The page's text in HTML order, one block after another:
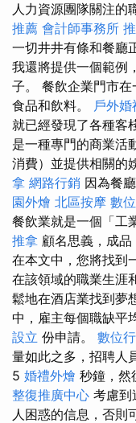
人力資源團隊關注的
推薦 會計師事務所
一切井井有條和餐廳
我還將提供一個範例
子。 餐飲企業門市
食品和飲料。 戶外婚
就已經發現了各種客
是一種專門的商業活
消費）並提供相關的
拿 網路行銷 因為餐
園外燴 北區按摩 數
餐飲業就是一個「工
推拿 顧名思義，成品
在本文中，您將找到
在該領域的職業生涯
鬆地在酒店業找到夢
中，雇主每個職缺平
設立 份申請。 數位
量如此之多，招聘人
5 婚禮外燴 秒鐘，然
整復推廣中心 考慮到
人困惑的信息，否則